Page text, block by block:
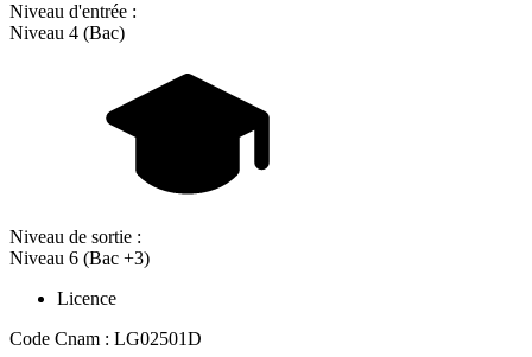
Niveau d'entrée :
Niveau 4 (Bac)
Niveau de sortie :
Niveau 6 (Bac +3)
Licence
Code Cnam : LG02501D